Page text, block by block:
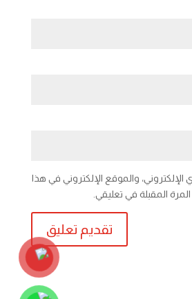
والموقع الإلكتروني في هذا
المقبلة في تعليقي.